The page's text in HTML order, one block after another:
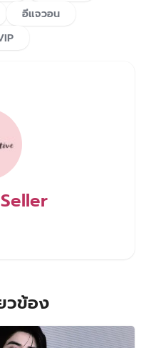
อีแจวอน
วข้อง